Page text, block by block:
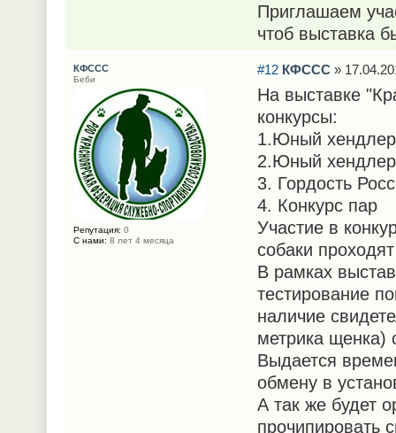
Приглашаем
чтоб выставка
#12 КФССС»
На выставке
конкурсы:
1.Юный
2.Юный хендлер
3. Гордость
4. Конкурс пар
Участие в
собаки
В рамках
тестирование
наличие
метрика щенка)
Выдается
обмену в
А так же будет
прочипировать
КФССС
Беби
Репутация: 0
С нами: 8 лет 4 месяца